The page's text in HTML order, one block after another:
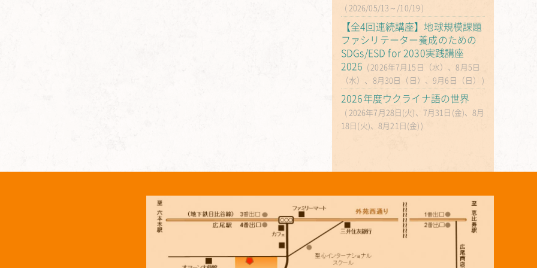
2026/05/13～/10/19
【全4回連続講座】地球規模課題
ファシリテーター養成のための
SDGs/ESD for 2030実践講座
2026
2026年7月15日（水）、8月5日
（水）、8月30日（日）、9月6日（日）
2026年度ウクライナ語の世界
2026年7月28日(火)、7月31日(金)、8月
18日(火)、8月21日(金)